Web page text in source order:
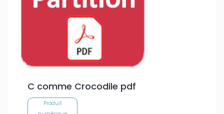
C comme Crocodile pdf
Produit